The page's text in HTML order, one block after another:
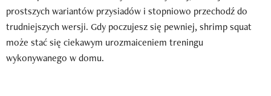
prostszych wariantów przysiadów i stopniowo przechodź do
trudniejszych wersji. Gdy poczujesz się pewniej, shrimp squat
może stać się ciekawym urozmaiceniem treningu
wykonywanego w domu.